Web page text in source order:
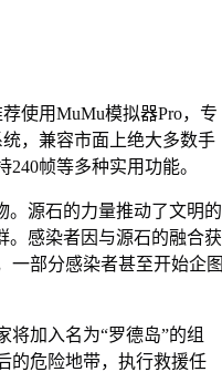
使用MuMu模拟器Pro，专
，兼容市面上绝大多数手
帧等多种实用功能。
。源石的力量推动了文明的
感染者因与源石的融合获
一部分感染者甚至开始企图
将加入名为“罗德岛”的组
的危险地带，执行救援任